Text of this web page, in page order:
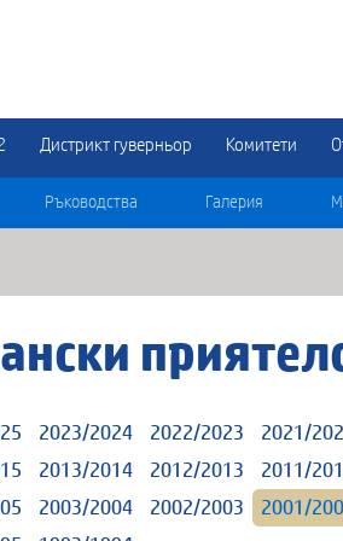
Дистрикт гуверньор Комитети
Ръководства Галерия
2023/2024 2022/2023 2021/
2013/2014 2012/2013 2011/
2003/2004 2002/2003 2001/